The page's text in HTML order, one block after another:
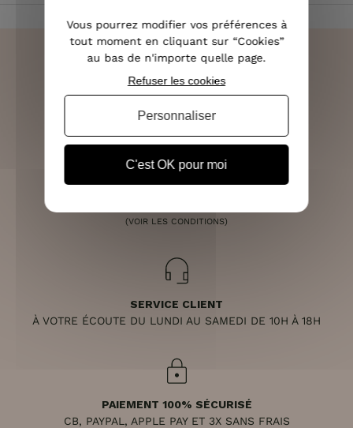
OFFERTE DÈS 70€
(VOIR LES CONDITIONS)
SERVICE CLIENT
À VOTRE ÉCOUTE DU LUNDI AU SAMEDI DE 10H À 18H
PAIEMENT 100% SÉCURISÉ
CB, PAYPAL, APPLE PAY ET 3X SANS FRAIS
Vous pourrez modifier vos préférences à
tout moment en cliquant sur “Cookies”
au bas de n'importe quelle page.
C'est OK pour moi
Refuser les cookies
Personnaliser